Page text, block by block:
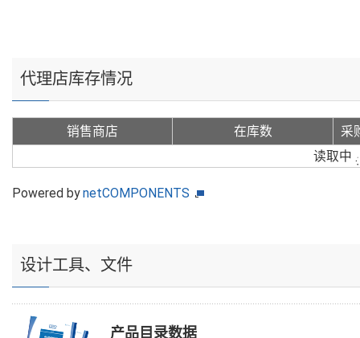
代理店库存情况
销售商店 在库数
采
读取中
Powered bynetCOMPONENTS
设计工具、文件
产品目录数据